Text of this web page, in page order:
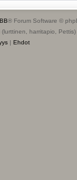
® Forum Software ©
harritapio, Pettis)
| Ehdot